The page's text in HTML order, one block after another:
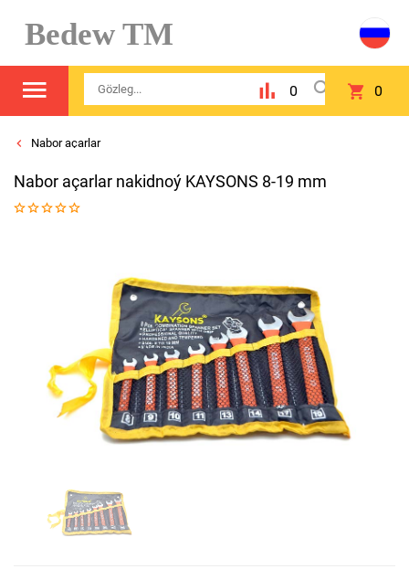
Bedew TM
0 0
Nabor açarlar
Nabor açarlar nakidnoý KAYSONS 8-19 mm